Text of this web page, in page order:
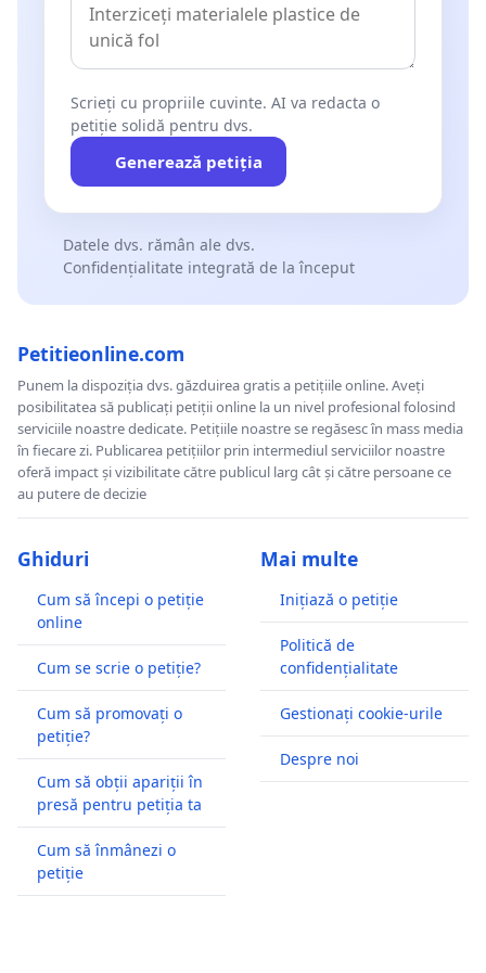
Scrieți cu propriile cuvinte. AI va redacta o
petiție solidă pentru dvs.
Generează petiția
Datele dvs. rămân ale dvs.
Confidențialitate integrată de la început
Petitieonline.com
Punem la dispoziția dvs. găzduirea gratis a petițiile online. Aveți
posibilitatea să publicați petiții online la un nivel profesional folosind
serviciile noastre dedicate. Petițiile noastre se regăsesc în mass media
în fiecare zi. Publicarea petițiilor prin intermediul serviciilor noastre
oferă impact și vizibilitate către publicul larg cât și către persoane ce
au putere de decizie
Ghiduri
Cum să începi o petiție
online
Cum se scrie o petiție?
Cum să promovați o
petiție?
Cum să obții apariții în
presă pentru petiția ta
Cum să înmânezi o
petiție
Mai multe
Inițiază o petiție
Politică de
confidențialitate
Gestionați cookie-urile
Despre noi